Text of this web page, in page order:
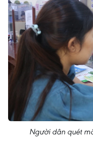
Người dân quét